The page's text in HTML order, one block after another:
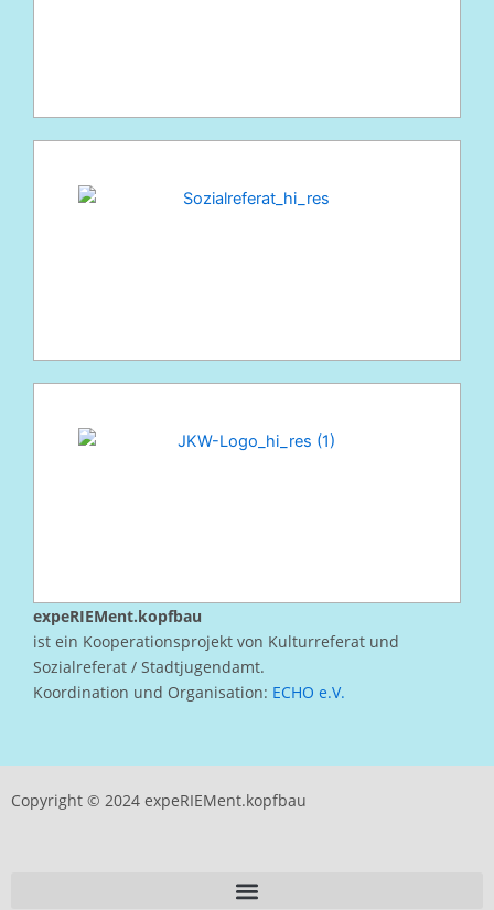
expeRIEMent.kopfbau
ist ein Kooperationsprojekt von Kulturreferat und
Sozialreferat / Stadtjugendamt.
Koordination und Organisation: ECHO e.V.
Copyright © 2024 expeRIEMent.kopfbau